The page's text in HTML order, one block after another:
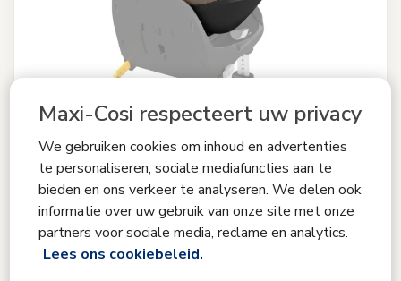
Maxi-Cosi respecteert uw privacy
We gebruiken cookies om inhoud en advertenties
te personaliseren, sociale mediafuncties aan te
bieden en ons verkeer te analyseren. We delen ook
informatie over uw gebruik van onze site met onze
partners voor sociale media, reclame en analytics.
Lees ons cookiebeleid.
Vergelijken
Pearl 360 Pro
4.7 (161)